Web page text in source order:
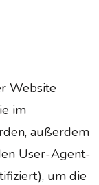
Website
im
außerdem
User-Agent-
um die